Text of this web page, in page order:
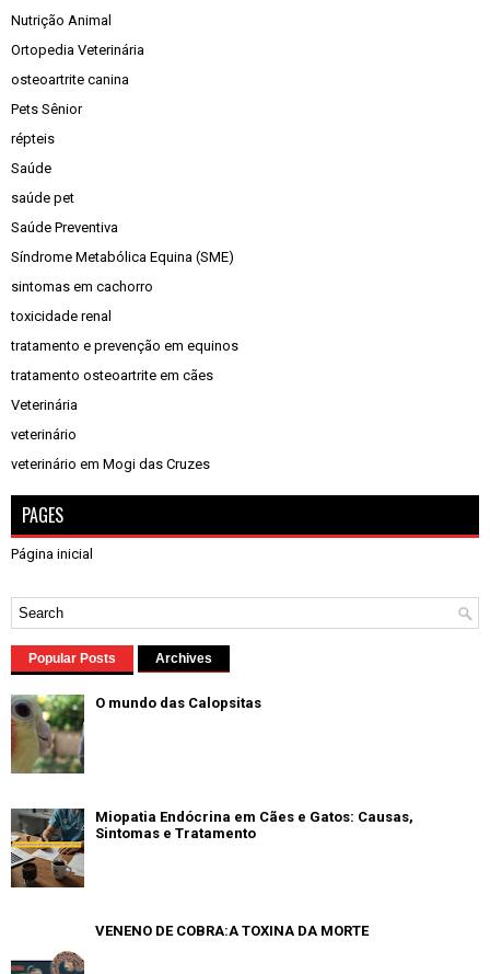
Nutrição Animal
Ortopedia Veterinária
osteoartrite canina
Pets Sênior
répteis
Saúde
saúde pet
Saúde Preventiva
Síndrome Metabólica Equina (SME)
sintomas em cachorro
toxicidade renal
tratamento e prevenção em equinos
tratamento osteoartrite em cães
Veterinária
veterinário
veterinário em Mogi das Cruzes
PAGES
Página inicial
Popular Posts Archives
O mundo das Calopsitas
Miopatia Endócrina em Cães e Gatos: Causas,
Sintomas e Tratamento
VENENO DE COBRA:A TOXINA DA MORTE